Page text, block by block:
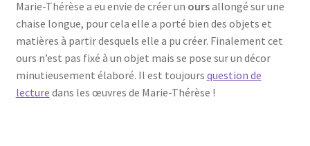
Marie-Thérèse a eu envie de créer un oursallongé sur une
chaise longue, pour cela elle a porté bien des objets et
matières à partir desquels elle a pu créer. Finalement cet
ours n’est pas fixé à un objet mais se pose sur un décor
minutieusement élaboré. Il est toujours question de
lecture dans les œuvres de Marie-Thérèse !